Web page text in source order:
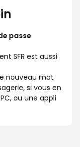
passe
SFR est aussi
nouveau mot
si vous en
ou une appli